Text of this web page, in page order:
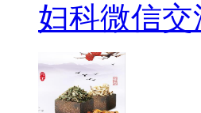
妇科微信交